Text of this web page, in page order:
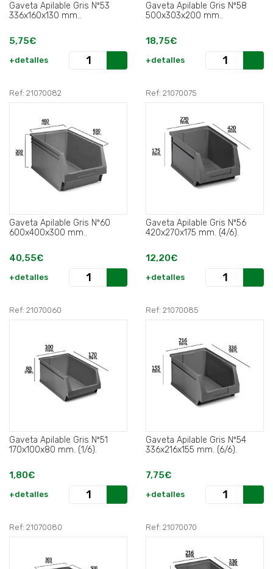
Gaveta Apilable Gris Nº53
336x160x130 mm..
5,75€
+detalles
Gaveta Apilable Gris Nº58
500x303x200 mm..
18,75€
+detalles
Ref: 21070082
Gaveta Apilable Gris Nº60
600x400x300 mm..
40,55€
+detalles
Ref: 21070075
Gaveta Apilable Gris Nº56
420x270x175 mm. (4/6).
12,20€
+detalles
Ref: 21070060
Gaveta Apilable Gris Nº51
170x100x80 mm. (1/6).
1,80€
+detalles
Ref: 21070085
Gaveta Apilable Gris Nº54
336x216x155 mm. (6/6).
7,75€
+detalles
Ref: 21070080 Ref: 21070070